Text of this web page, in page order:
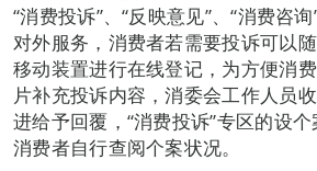
“消费投诉”、“反映意见”、“消费咨
对外服务，消费者若需要投诉可以
移动装置进行在线登记，为方便消
片补充投诉内容，消委会工作人员
进给予回覆，“消费投诉”专区的设
消费者自行查阅个案状况。